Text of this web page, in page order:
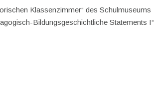
Klassenzimmer“ des Schulmuseums
Bildungsgeschichtliche Statements I“